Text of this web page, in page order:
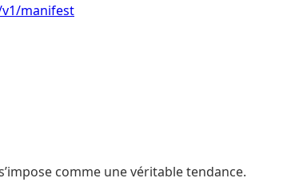
manifest
comme une véritable tendance.